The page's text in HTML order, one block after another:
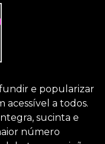
e popularizar
acessível a todos.
sucinta e
número